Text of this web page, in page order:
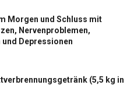
Morgen und Schluss mit
Nervenproblemen,
Depressionen
(5,5 kg in